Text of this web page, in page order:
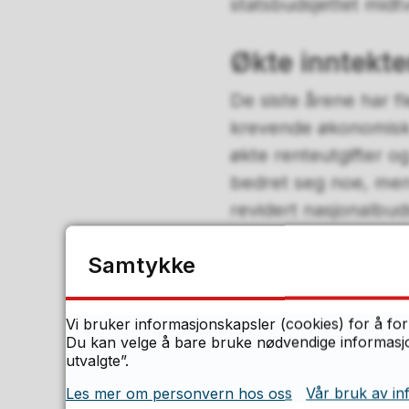
Økte
De siste årene har
krevende
økte renteutgifter
bedret seg noe,
revidert
Regjeringens
4 milliarder kroner.
for demografiske
prosent på
For Østfold
Samtykke
Vi bruker informasjonskapsler (cookies) for å
Du kan velge å bare bruke nødvendige
utvalgte”.
Les mer om personvern hos oss
Vår bruk av